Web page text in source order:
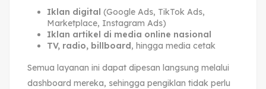
Iklan digital (Google Ads, TikTok Ads,
Marketplace, Instagram Ads)
Iklan artikel di media online nasional
TV, radio, billboard, hingga media cetak
Semua layanan ini dapat dipesan langsung melalui
dashboard mereka, sehingga pengiklan tidak perlu